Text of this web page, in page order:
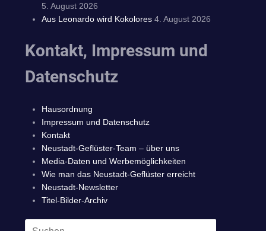
5. August 2026
Aus Leonardo wird Kokolores 4. August 2026
Kontakt, Impressum und
Datenschutz
Hausordnung
Impressum und Datenschutz
Kontakt
Neustadt-Geflüster-Team – über uns
Media-Daten und Werbemöglichkeiten
Wie man das Neustadt-Geflüster erreicht
Neustadt-Newsletter
Titel-Bilder-Archiv
Suchen